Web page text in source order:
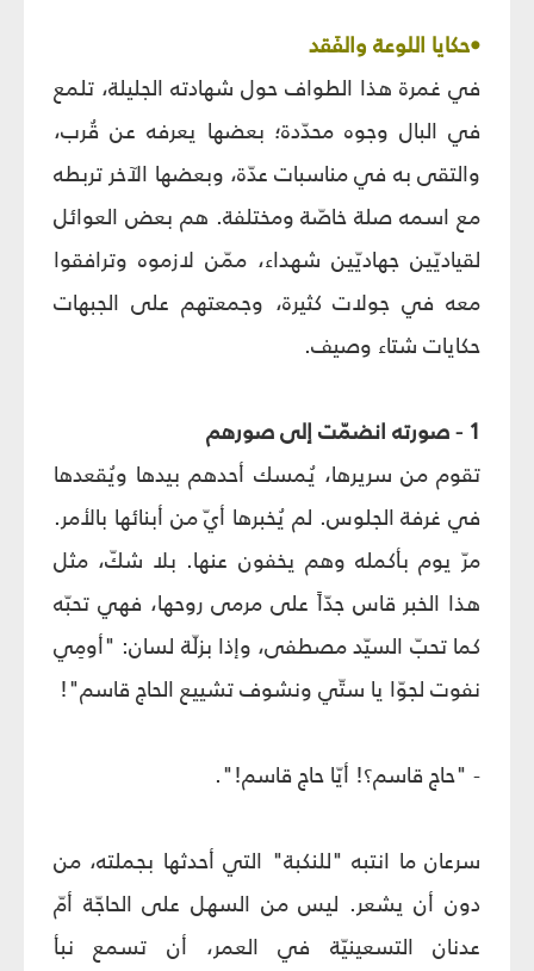
•حكايا اللوعة والفَقد
في غمرة هذا الطواف حول شهادته الجليلة، تلمع
في البال وجوه محدّدة؛ بعضها يعرفه عن قُرب،
والتقى به في مناسبات عدّة، وبعضها الآخر تربطه
مع اسمه صلة خاصّة ومختلفة. هم بعض العوائل
لقياديّين جهاديّين شهداء، ممّن لازموه وترافقوا
معه في جولات كثيرة، وجمعتهم على الجبهات
حكايات شتاء وصيف.
1 - صورته انضمّت إلى صورهم
تقوم من سريرها، يُمسك أحدهم بيدها ويُقعدها
في غرفة الجلوس. لم يُخبرها أيّ من أبنائها بالأمر.
مرّ يوم بأكمله وهم يخفون عنها. بلا شكّ، مثل
هذا الخبر قاس جدّاً على مرمى روحها، فهي تحبّه
كما تحبّ السيّد مصطفى، وإذا بزلّة لسان: "أومِي
نفوت لجوّا يا ستّي ونشوف تشييع الحاج قاسم"!
- "حاج قاسم؟! أيّا حاج قاسم!".
سرعان ما انتبه "للنكبة" التي أحدثها بجملته، من
دون أن يشعر. ليس من السهل على الحاجّة أمّ
عدنان التسعينيّة في العمر، أن تسمع نبأ